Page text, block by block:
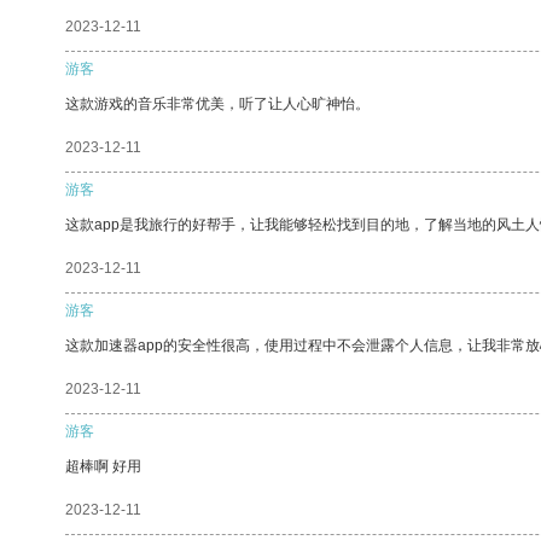
2023-12-11
游客
这款游戏的音乐非常优美，听了让人心旷神怡。
2023-12-11
游客
这款app是我旅行的好帮手，让我能够轻松找到目的地，了解当地的风土人
2023-12-11
游客
这款加速器app的安全性很高，使用过程中不会泄露个人信息，让我非常放
2023-12-11
游客
超棒啊 好用
2023-12-11